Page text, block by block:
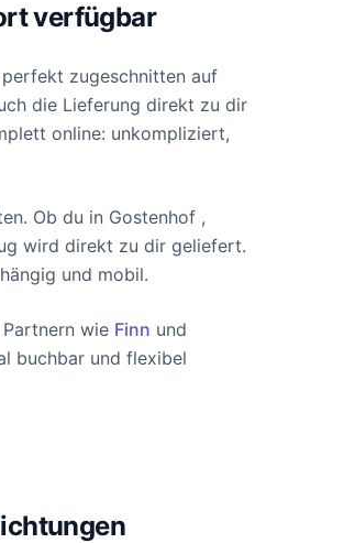
verfügbar
zugeschnitten auf
die Lieferung direkt zu dir
online: unkompliziert,
Ob du in Gostenhof ,
wird direkt zu dir geliefert.
und mobil.
wie Finn und
buchbar und flexibel